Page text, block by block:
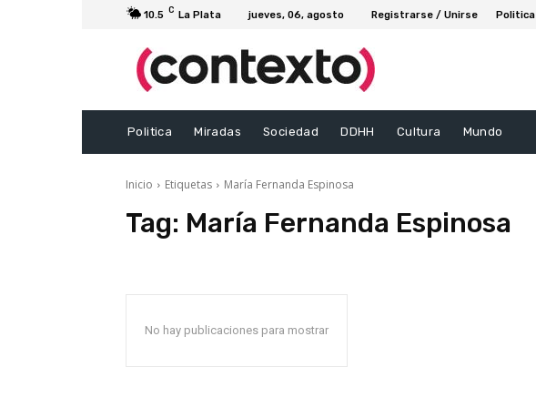
10.5 C La Plata jueves, 06, agosto Registrarse / Unirse Politica
Politica Miradas Sociedad DDHH Cultura Mundo
Inicio Etiquetas María Fernanda Espinosa
Tag: María Fernanda Espinosa
No hay publicaciones para mostrar